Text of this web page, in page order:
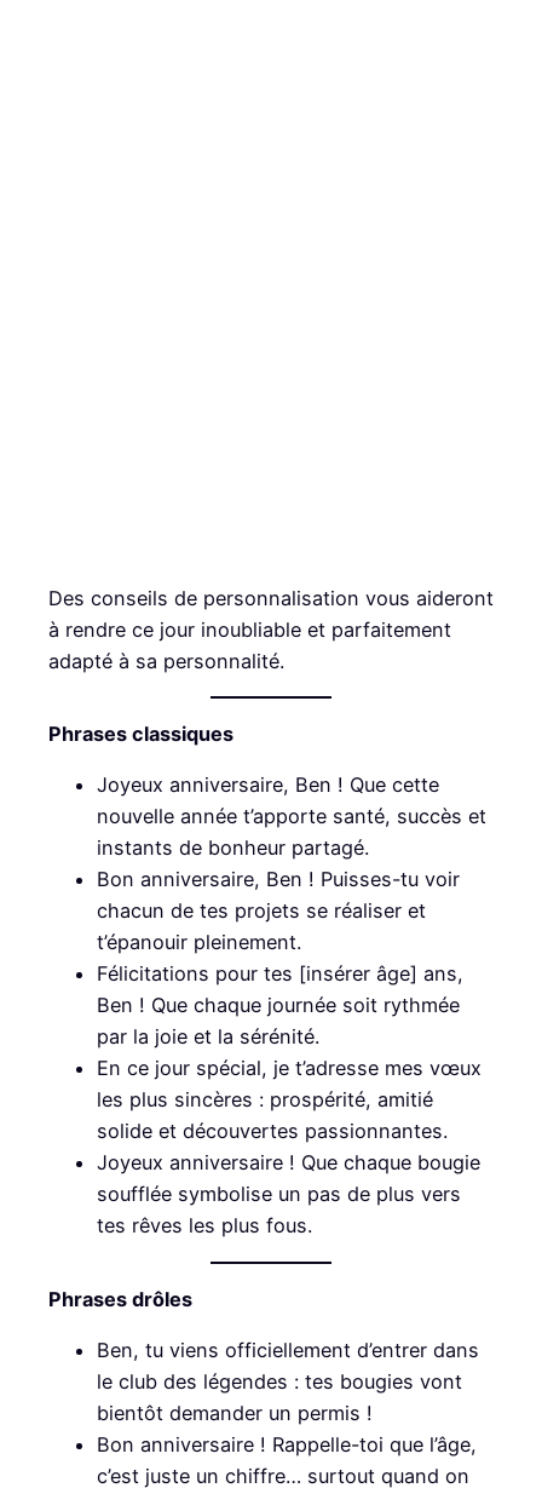
Des conseils de personnalisation vous aideront
à rendre ce jour inoubliable et parfaitement
adapté à sa personnalité.
Phrases classiques
Joyeux anniversaire, Ben ! Que cette
nouvelle année t’apporte santé, succès et
instants de bonheur partagé.
Bon anniversaire, Ben ! Puisses-tu voir
chacun de tes projets se réaliser et
t’épanouir pleinement.
Félicitations pour tes [insérer âge] ans,
Ben ! Que chaque journée soit rythmée
par la joie et la sérénité.
En ce jour spécial, je t’adresse mes vœux
les plus sincères : prospérité, amitié
solide et découvertes passionnantes.
Joyeux anniversaire ! Que chaque bougie
soufflée symbolise un pas de plus vers
tes rêves les plus fous.
Phrases drôles
Ben, tu viens officiellement d’entrer dans
le club des légendes : tes bougies vont
bientôt demander un permis !
Bon anniversaire ! Rappelle-toi que l’âge,
c’est juste un chiffre… surtout quand on